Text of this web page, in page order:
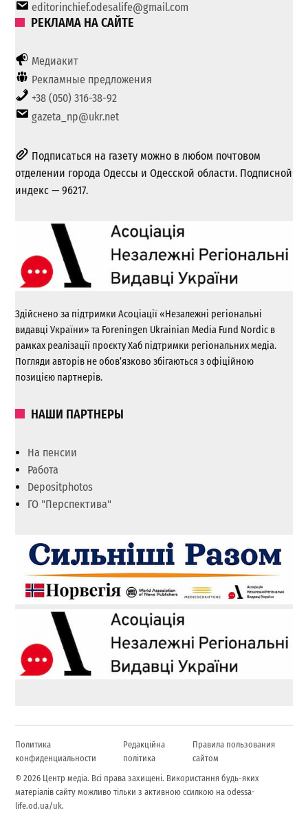
editorinchief.odesalife@gmail.com
РЕКЛАМА НА САЙТЕ
Медиакит
Рекламные предложения
+38 (050) 316-38-92
gazeta_np@ukr.net
Подписаться на газету можно в любом почтовом
отделении города Одессы и Одесской области. Подписной
индекс — 96217.
Здійснено за підтримки Асоціації «Незалежні регіональні
видавці України» та Foreningen Ukrainian Media Fund Nordic в
рамках реалізації проєкту Хаб підтримки регіональних медіа.
Погляди авторів не обов’язково збігаються з офіційною
позицією партнерів.
НАШИ ПАРТНЕРЫ
На пенсии
Работа
Depositphotos
ГО "Перспектива"
Политика
конфиденциальности
Редакційна
політика
Правила пользования
сайтом
© 2026 Центр медіа. Всі права захищені. Використання будь-яких
матеріалів сайту можливо тільки з активною ссилкою на odessa-
life.od.ua/uk.